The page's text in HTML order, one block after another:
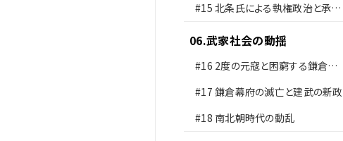
#15 北条氏による執権政治と承久
の変
06.武家社会の動揺
#16 2度の元寇と困窮する鎌倉武
士
#17 鎌倉幕府の滅亡と建武の新政
#18 南北朝時代の動乱